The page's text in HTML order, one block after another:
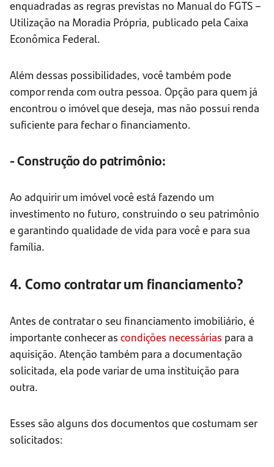
enquadradas as regras previstas no Manual do FGTS –
Utilização na Moradia Própria, publicado pela Caixa
Econômica Federal.
Além dessas possibilidades, você também pode
compor renda com outra pessoa. Opção para quem já
encontrou o imóvel que deseja, mas não possui renda
suficiente para fechar o financiamento.
- Construção do patrimônio:
Ao adquirir um imóvel você está fazendo um
investimento no futuro, construindo o seu patrimônio
e garantindo qualidade de vida para você e para sua
família.
4. Como contratar um financiamento?
Antes de contratar o seu financiamento imobiliário, é
importante conhecer as condições necessárias para a
aquisição. Atenção também para a documentação
solicitada, ela pode variar de uma instituição para
outra.
Esses são alguns dos documentos que costumam ser
solicitados: